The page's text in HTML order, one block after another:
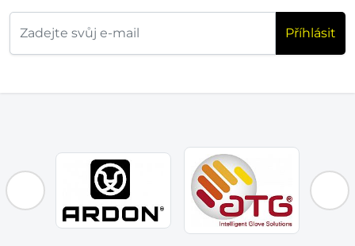
Příhlásit